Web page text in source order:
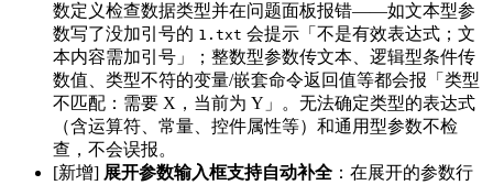
数定义检查数据类型并在问题面板报错——如文本型参
数写了没加引号的 1.txt 会提示「不是有效表达式；文
本内容需加引号」；整数型参数传文本、逻辑型条件传
数值、类型不符的变量/嵌套命令返回值等都会报「类型
不匹配：需要 X，当前为 Y」。无法确定类型的表达式
（含运算符、常量、控件属性等）和通用型参数不检
查，不会误报。
[新增] 展开参数输入框支持自动补全 ：在展开的参数行